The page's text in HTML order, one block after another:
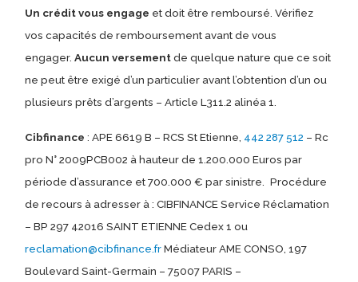
Un crédit vous engage et doit être remboursé. Vérifiez
vos capacités de remboursement avant de vous
engager.Aucun versementde quelque nature que ce soit
ne peut être exigé d’un particulier avant l’obtention d’un ou
plusieurs prêts d’argents – Article L311.2 alinéa 1.
Cibfinance: APE 6619 B – RCS St Etienne, 442 287 512 – Rc
pro N° 2009PCB002 à hauteur de 1.200.000 Euros par
période d’assurance et 700.000 € par sinistre.
Procédure
de recours à adresser à : CIBFINANCE Service Réclamation
– BP 297 42016 SAINT ETIENNE Cedex 1 ou
reclamation@cibfinance.frMédiateur AME CONSO, 197
Boulevard Saint-Germain – 75007 PARIS –